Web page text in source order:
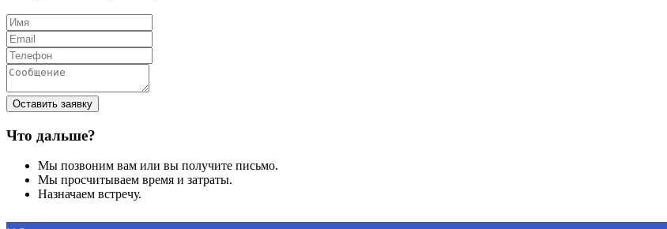
Оставить заявку
Что дальше?
Мы позвоним вам или вы получите письмо.
Мы просчитываем время и затраты.
Назначаем встречу.